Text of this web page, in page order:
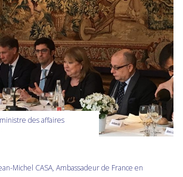
des affaires
Michel CASA, Ambassadeur de France en